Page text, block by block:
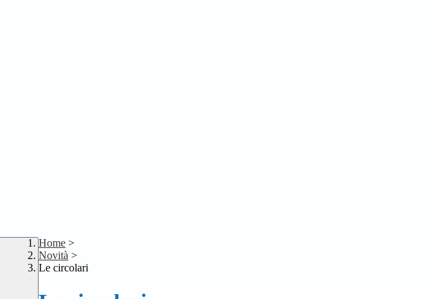
Home >
Novità >
Le circolari